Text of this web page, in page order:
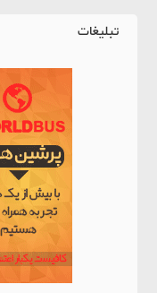
تبلیغات